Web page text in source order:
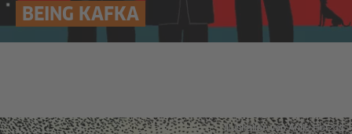
BEING KAFKA
Illustration von Antje Herzog